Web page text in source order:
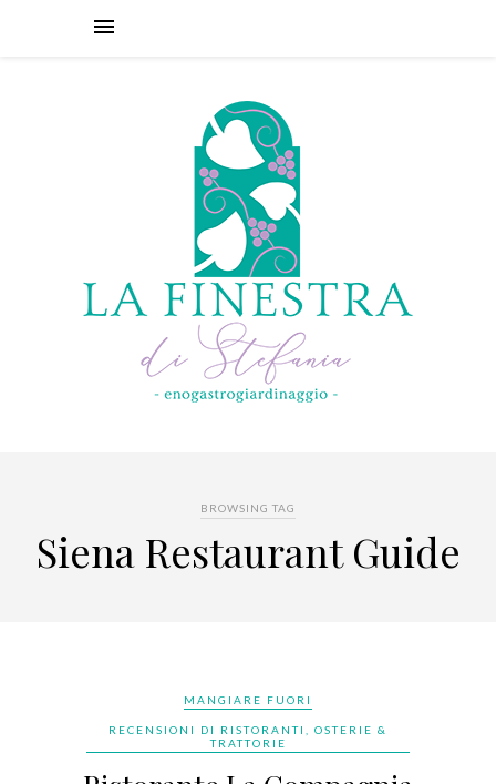
BROWSING TAG
Siena Restaurant Guide
MANGIARE FUORI
RECENSIONI DI RISTORANTI, OSTERIE &
TRATTORIE